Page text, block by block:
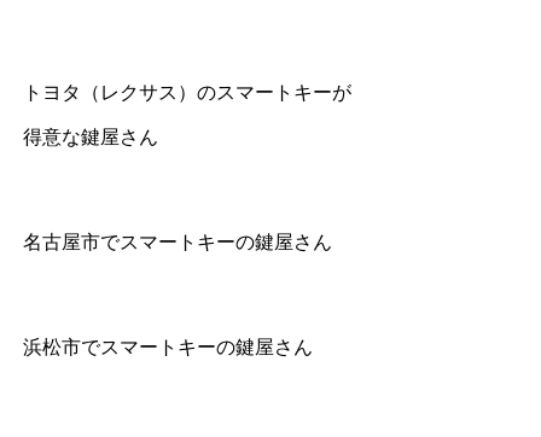
トヨタ（レクサス）のスマートキーが
得意な鍵屋さん
名古屋市でスマートキーの鍵屋さん
浜松市でスマートキーの鍵屋さん